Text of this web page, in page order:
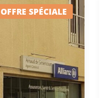
OFFRE SPÉCIALE